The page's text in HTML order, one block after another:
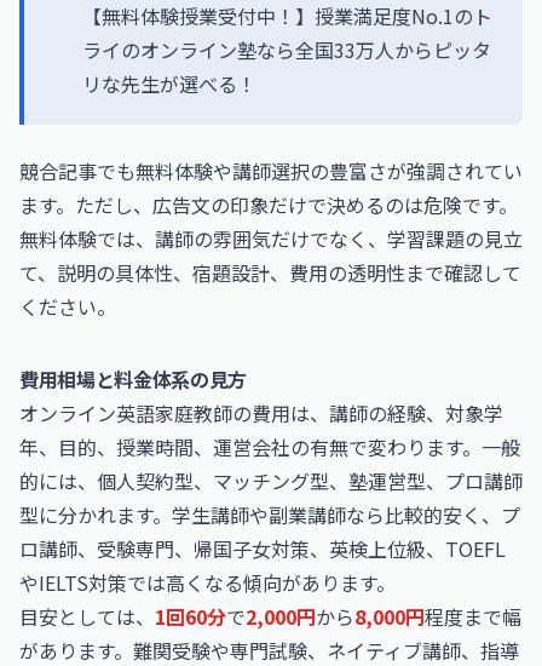
【無料体験授業受付中！】授業満足度No.1のト
ライのオンライン塾なら全国33万人からピッタ
リな先生が選べる！
競合記事でも無料体験や講師選択の豊富さが強調されてい
ます。ただし、広告文の印象だけで決めるのは危険です。
無料体験では、講師の雰囲気だけでなく、学習課題の見立
て、説明の具体性、宿題設計、費用の透明性まで確認して
ください。
費用相場と料金体系の見方
オンライン英語家庭教師の費用は、講師の経験、対象学
年、目的、授業時間、運営会社の有無で変わります。一般
的には、個人契約型、マッチング型、塾運営型、プロ講師
型に分かれます。学生講師や副業講師なら比較的安く、プ
ロ講師、受験専門、帰国子女対策、英検上位級、TOEFL
やIELTS対策では高くなる傾向があります。
目安としては、 1回60分で2,000円から8,000円程度まで幅
があります。難関受験や専門試験、ネイティブ講師、指導